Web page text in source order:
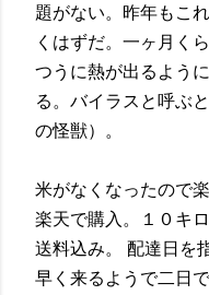
題がない。昨年もこ
くはずだ。一ヶ月く
つうに熱が出るよう
る。バイラスと呼ぶ
の怪獣）。
米がなくなったので
楽天で購入。１０キ
送料込み。 配達日を
早く来るようで二日